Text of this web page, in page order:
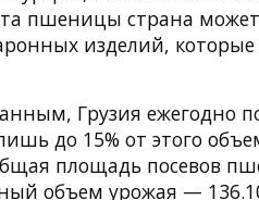
пшеницы страна может
изделий,
Грузия ежегодно
до 15% от этого
площадь посевов
объем урожая —